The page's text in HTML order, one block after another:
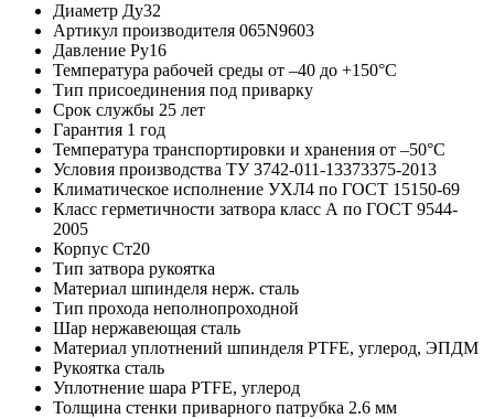
Диаметр Ду32
Артикул производителя 065N9603
Давление Ру16
Температура рабочей среды от –40 до +150°C
Тип присоединения под приварку
Срок службы 25 лет
Гарантия 1 год
Температура транспортировки и хранения от –50°C
Условия производства ТУ 3742-011-13373375-2013
Климатическое исполнение УХЛ4 по ГОСТ 15150-69
Класс герметичности затвора класс А по ГОСТ 9544-
2005
Корпус Ст20
Тип затвора рукоятка
Материал шпинделя нерж. сталь
Тип прохода неполнопроходной
Шар нержавеющая сталь
Материал уплотнений шпинделя PTFE, углерод, ЭПДМ
Рукоятка сталь
Уплотнение шара PTFE, углерод
Толщина стенки приварного патрубка 2.6 мм